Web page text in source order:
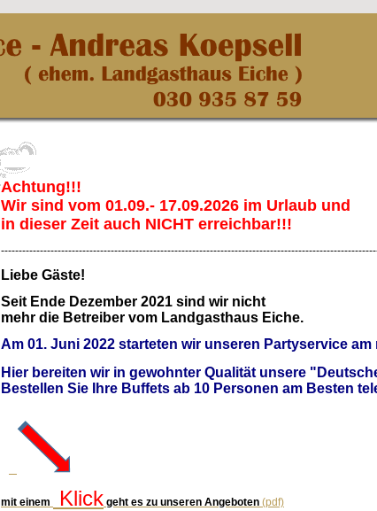
Achtung!!!
Wir sind vom 01.09.- 17.09.2026 im Urlaub und
in dieser Zeit auch NICHT erreichbar!!!
Liebe Gäste!
Seit Ende Dezember 2021 sind wir nicht
mehr die Betreiber vom Landgasthaus Eiche.
Am 01. Juni 2022 starteten wir unseren Partyservice
Hier bereiten wir in gewohnter Qualität unsere
Bestellen Sie Ihre Buffets ab 10 Personen am Besten
mit einem Klick geht es zu unseren Angeboten (pdf)